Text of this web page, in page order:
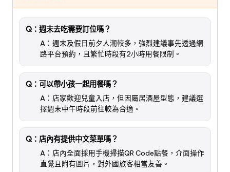
Q：週末去吃需要訂位嗎？
A：週末及假日前夕人潮較多，強烈建議事先透過網
路平台預約，且繁忙時段有2小時用餐限制。
Q：可以帶小孩一起用餐嗎？
A：店家歡迎兒童入店，但因屬居酒屋型態，建議選
擇週末中午時段前往較為合適。
Q：店內有提供中文菜單嗎？
A：店內全面採用手機掃描QR Code點餐，介面操作
直覺且附有圖片，對外國旅客相當友善。